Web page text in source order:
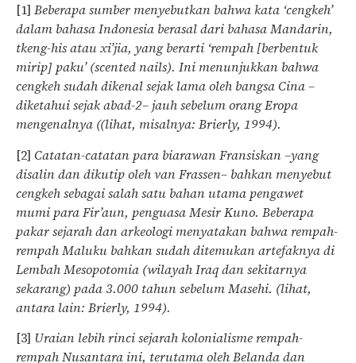
[1] Beberapa sumber menyebutkan bahwa kata ‘cengkeh’
dalam bahasa Indonesia berasal dari bahasa Mandarin,
tkeng-his atau xi’jia, yang berarti ‘rempah [berbentuk
mirip] paku’ (scented nails). Ini menunjukkan bahwa
cengkeh sudah dikenal sejak lama oleh bangsa Cina –
diketahui sejak abad-2– jauh sebelum orang Eropa
mengenalnya ((lihat, misalnya: Brierly, 1994).
[2] Catatan-catatan para biarawan Fransiskan –yang
disalin dan dikutip oleh van Frassen– bahkan menyebut
cengkeh sebagai salah satu bahan utama pengawet
mumi para Fir’aun, penguasa Mesir Kuno. Beberapa
pakar sejarah dan arkeologi menyatakan bahwa rempah-
rempah Maluku bahkan sudah ditemukan artefaknya di
Lembah Mesopotomia (wilayah Iraq dan sekitarnya
sekarang) pada 3.000 tahun sebelum Masehi. (lihat,
antara lain: Brierly, 1994).
[3] Uraian lebih rinci sejarah kolonialisme rempah-
rempah Nusantara ini, terutama oleh Belanda dan